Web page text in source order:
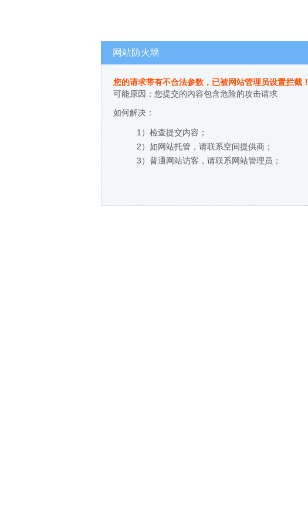
网站防火墙
您的请求带有不合法参数，已被网站管理员设置拦截！
可能原因：您提交的内容包含危险的攻击请求
如何解决：
1）检查提交内容；
2）如网站托管，请联系空间提供商；
3）普通网站访客，请联系网站管理员；